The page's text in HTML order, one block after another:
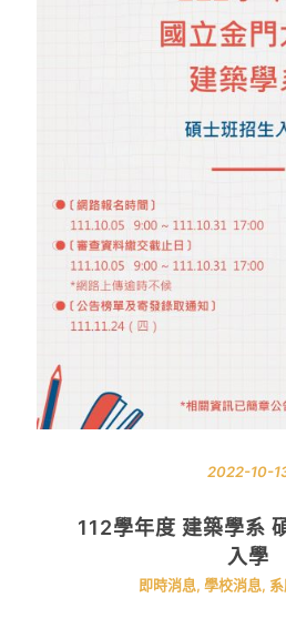
2022-10-
112學年度 建築學系
入學
即時消息, 學校消息,